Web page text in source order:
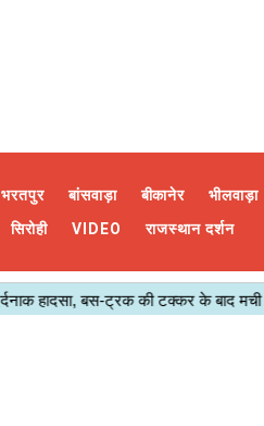
भरतपुर बांसवाड़ा बीकानेर भीलवाड़ा
सिरोही VIDEO राजस्थान दर्शन